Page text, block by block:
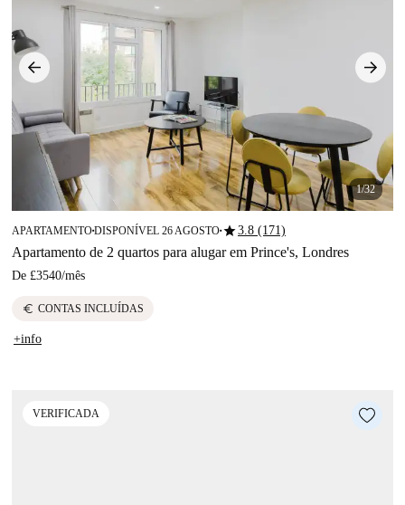
1/32
APARTAMENTO■DISPONÍVEL 26 AGOSTO■star3.8 (171)
Apartamento de 2 quartos para alugar em Prince's, Londres
De £3540/mês
euro CONTAS INCLUÍDAS
+info
VERIFICADA